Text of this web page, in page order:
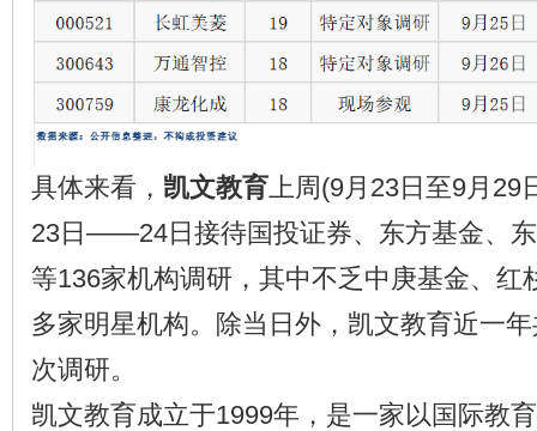
具体来看， 凯文教育 上周(9月23日至9月
23日——24日接待国投证券、东方基金、
等136家机构调研，其中不乏中庚基金、红
多家明星机构。除当日外，凯文教育近一
次调研。
凯文教育成立于1999年，是一家以国际教